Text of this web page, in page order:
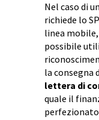
Nel caso di
richiede lo
linea
possibile
la consegna
lettera di
quale il